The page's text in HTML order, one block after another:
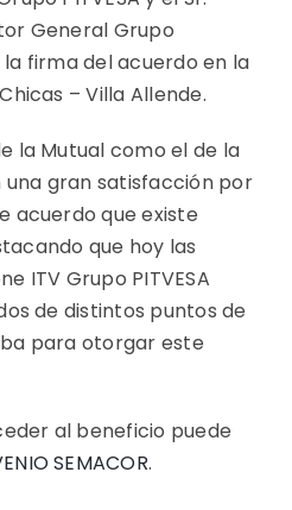
General Grupo
la firma del acuerdo en la
– Villa Allende.
la Mutual como el de la
una gran satisfacción por
acuerdo que existe
que hoy las
ITV Grupo PITVESA
de distintos puntos de
para otorgar este
al beneficio puede
SEMACOR.